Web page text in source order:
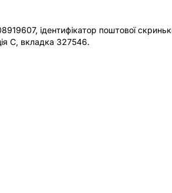
ідентифікатор поштової
C, вкладка 327546.